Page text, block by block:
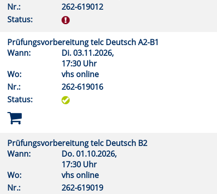
Nr.:
262-619012
Status:
Prüfungsvorbereitung telc Deutsch A2-B1
Wann:
Di.03.11.2026,
17:30 Uhr
Wo:
vhs online
Nr.:
262-619016
Status:
Prüfungsvorbereitung telc Deutsch B2
Wann:
Do.01.10.2026,
17:30 Uhr
Wo:
vhs online
Nr.:
262-619019